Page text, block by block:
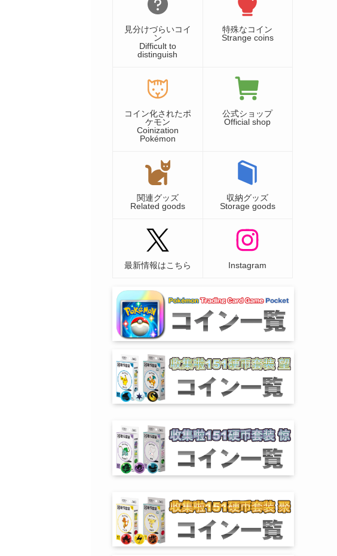
見分けづらいコイ
ン
Difficult to
distinguish
特殊なコイン
Strange coins
コイン化されたポ
ケモン
Coinization
Pokémon
公式ショップ
Official shop
関連グッズ
Related goods
収納グッズ
Storage goods
最新情報はこちら Instagram